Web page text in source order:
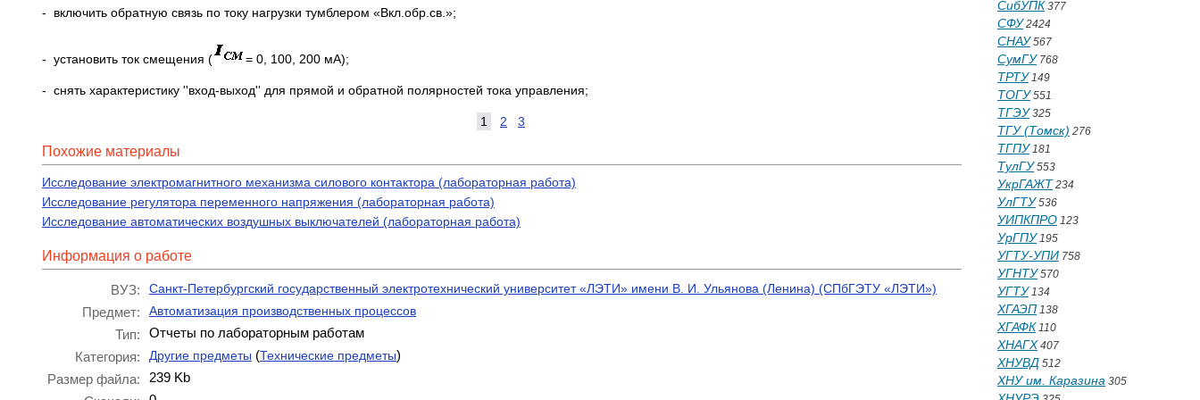
- включить обратную связь по току нагрузки тумблером «Вкл.обр.св.»;
- установить ток смещения ( = 0, 100, 200 мА);
- снять характеристику ''вход-выход'' для прямой и обратной полярностей тока управления;
1 2 3
Похожие материалы
Исследование электромагнитного механизма силового контактора (лабораторная работа)
Исследование регулятора переменного напряжения (лабораторная работа)
Исследование автоматических воздушных выключателей (лабораторная работа)
Информация о работе
ВУЗ: Санкт-Петербургский государственный электротехнический университет «ЛЭТИ» имени В. И. Ульянова (Ленина) (СПбГЭТУ «ЛЭТИ»)
Предмет: Автоматизация производственных процессов
Тип:
Отчеты по лабораторным работам
Категория:
Другие предметы (Технические предметы)
Размер файла:
239 Kb
СибУПК 377
СФУ2424
СНАУ567
СумГУ768
ТРТУ149
ТОГУ551
ТГЭУ325
ТГУ (Томск) 276
ТГПУ181
ТулГУ553
УкрГАЖТ 234
УлГТУ536
УИПКПРО 123
УрГПУ195
УГТУ-УПИ 758
УГНТУ570
УГТУ134
ХГАЭП 138
ХГАФК 110
ХНАГХ 407
ХНУВД 512
ХНУ им. Каразина 305